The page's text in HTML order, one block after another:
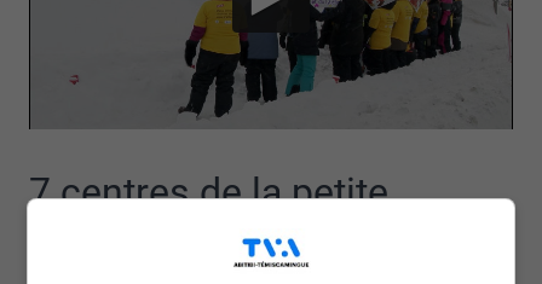
7 centres de la petite
enfance de la région affiliés